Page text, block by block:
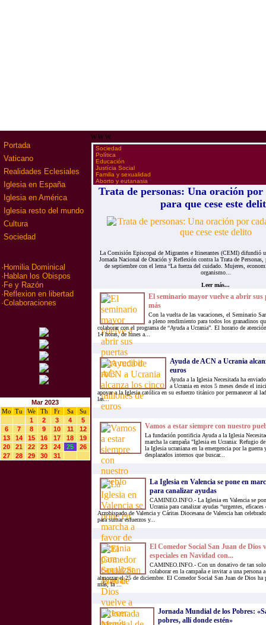
Portada
Vaticano
Realidades Eclesiales
Iglesia en España
Iglesia en América
Iglesia resto del mundo
Cultura
Sociedad
· Homilia Dominical
· Hablan los Obispos
· Fe y Razón
· Reflexion en libertad
·Colaboraciones
Mar 2023
Mo
Tu We Th Fr Sa
Su
1
2 3 4
5
6
7 8 9 10 11
12
13
14 15 16 17 18
19
20
21 22 23 24 25
26
27
28 29 30 31
www
·Sociedad
·Política
·Educación
·Justícia Social
·Familia y sexualidad
·Aborto y eutanasia
Trata de personas: Una oración
para que cese este
La Comisión Episcopal de Migrantes e Itinerantes (CEMI) difundió
Jornada Nacional de Oración y Reflexión contra la Trata de
de septiembre con el lema “La fuerza del cuidado. Mujeres,
organismo...
Leer más...
El seminario mayor vuelve a abrir
más
Con la vuelta de las vacaciones, el Seminario
a pleno rendimiento para todos los granadinos
colaborar con el programa de “Ayuda a Ucrania”. El horario de
14 horas, de lunes a...
Ayuda de ACN a Ucrania
euros
Ayuda a la Iglesia Necesitada ha
a Ucrania en estos 5 meses desde el
apoyar a la Iglesia católica en su esfuerzo titánico por permanecer al
las...
Vamos a estar siempre con nuestro
La fundación pontificia Ayuda a la Iglesia
marcha la campaña "Iglesia en Ucrania: Refugio
la Iglesia ucraniana en la emergencia por la
desplazados internos que buscar...
La Iglesia en Valencia se pone en
para canalizar ayudas
CAMINEO.INFO.- La Iglesia en Valencia se
Ucrania para canalizar ayudas “urgentes,
Arzobispado de Valencia y Cáritas Diocesana de Valencia han
para sumar esfuerzos y...
El Comedor Social San Juan de Dios
especiales en Navidad con...
CAMINEO.INFO.- Con un donativo de tan solo
colaborar en la campaña e invitar a una persona
almorzar el 25 de diciembre. El Comedor Social San Juan de Dios ha
más, la ...
Jornada Mundial de los Pobres:
pobres, allí donde estén»